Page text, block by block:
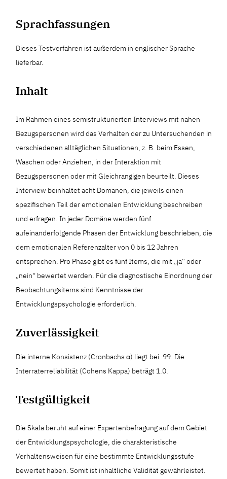
Sprachfassungen
Dieses Testverfahren ist außerdem in englischer Sprache
lieferbar.
Inhalt
Im Rahmen eines semistrukturierten Interviews mit nahen
Bezugspersonen wird das Verhalten der zu Untersuchenden in
verschiedenen alltäglichen Situationen, z. B. beim Essen,
Waschen oder Anziehen, in der Interaktion mit
Bezugspersonen oder mit Gleichrangigen beurteilt. Dieses
Interview beinhaltet acht Domänen, die jeweils einen
spezifischen Teil der emotionalen Entwicklung beschreiben
und erfragen. In jeder Domäne werden fünf
aufeinanderfolgende Phasen der Entwicklung beschrieben, die
dem emotionalen Referenzalter von 0 bis 12 Jahren
entsprechen. Pro Phase gibt es fünf Items, die mit „ja“ oder
„nein“ bewertet werden. Für die diagnostische Einordnung der
Beobachtungsitems sind Kenntnisse der
Entwicklungspsychologie erforderlich.
Zuverlässigkeit
Die interne Konsistenz (Cronbachs α) liegt bei .99. Die
Interraterreliabilität (Cohens Kappa) beträgt 1.0.
Testgültigkeit
Die Skala beruht auf einer Expertenbefragung auf dem Gebiet
der Entwicklungspsychologie, die charakteristische
Verhaltensweisen für eine bestimmte Entwicklungsstufe
bewertet haben. Somit ist inhaltliche Validität gewährleistet.